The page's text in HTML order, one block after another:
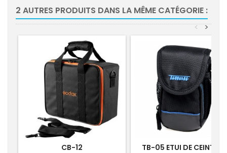
2 AUTRES PRODUITS DANS LA MÊME CATÉGORIE :
>
<
CB-12 TB-05 ETUI DE CEINTURE